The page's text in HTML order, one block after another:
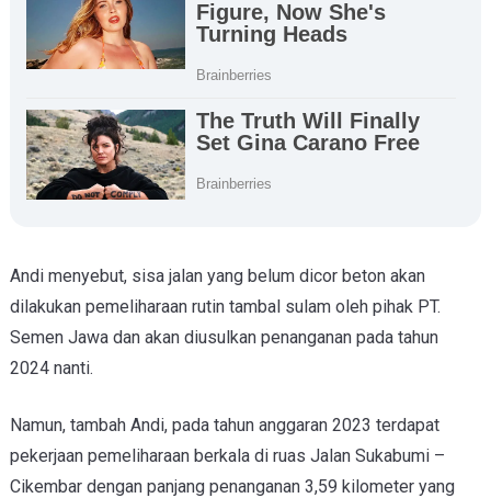
Andi menyebut, sisa jalan yang belum dicor beton akan
dilakukan pemeliharaan rutin tambal sulam oleh pihak PT.
Semen Jawa dan akan diusulkan penanganan pada tahun
2024 nanti.
Namun, tambah Andi, pada tahun anggaran 2023 terdapat
pekerjaan pemeliharaan berkala di ruas Jalan Sukabumi –
Cikembar dengan panjang penanganan 3,59 kilometer yang